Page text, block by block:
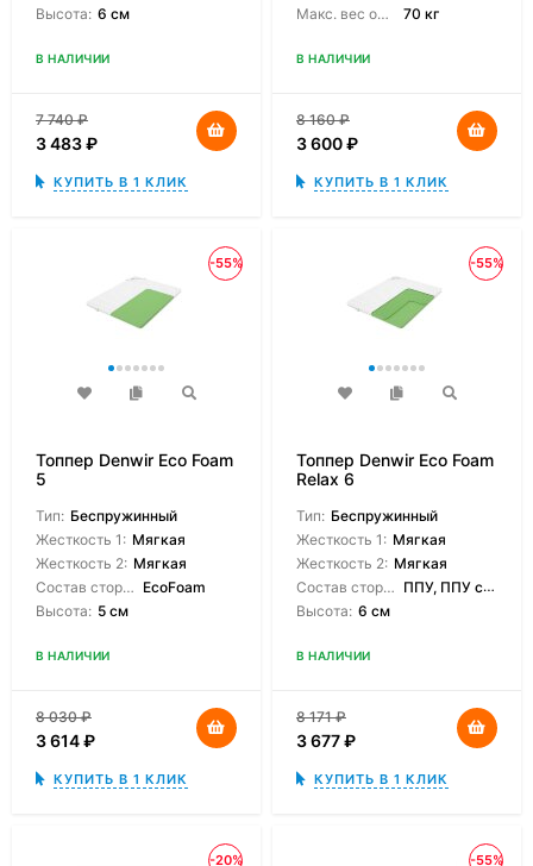
Высота: 6 см
В НАЛИЧИИ
7 740₽
3 483₽
КУПИТЬ В 1 КЛИК
Макс. вес одного спящего:
70 кг
В НАЛИЧИИ
8 160₽
3 600₽
КУПИТЬ В 1 КЛИК
-55%
Топпер Denwir Eco Foam
5
Тип: Беспружинный
Жесткость 1: Мягкая
Жесткость 2: Мягкая
Состав сторон: EcoFoam
Высота: 5 см
В НАЛИЧИИ
8 030₽
3 614₽
КУПИТЬ В 1 КЛИК
-55%
Топпер Denwir Eco Foam
Relax 6
Тип: Беспружинный
Жесткость 1: Мягкая
Жесткость 2: Мягкая
Состав сторон: ППУ, ППУ с массажным эффектом
Высота: 6 см
В НАЛИЧИИ
8 171₽
3 677₽
КУПИТЬ В 1 КЛИК
-20% -55%